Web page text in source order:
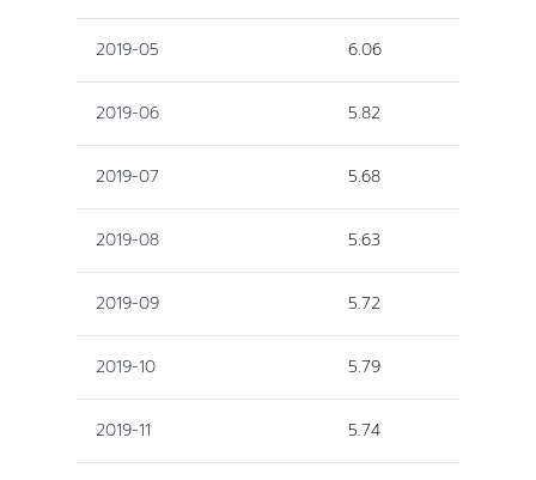
2019-05 6.06
2019-06 5.82
2019-07 5.68
2019-08 5.63
2019-09 5.72
2019-10 5.79
2019-11 5.74